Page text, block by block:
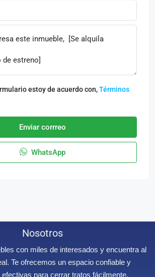
estoy de acuerdo con,Términos
Enviar corrreo
WhatsApp
Nosotros
con miles de interesados y encuentra al
Te ofrecemos un espacio confiable y
para cerrar tratos fácilmente.